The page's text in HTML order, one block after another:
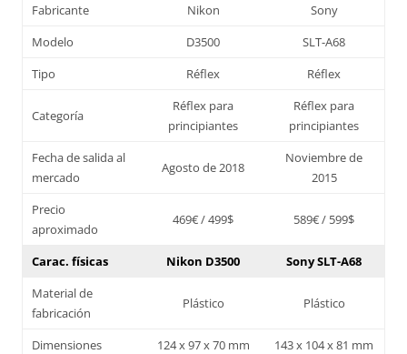
Fabricante Nikon
Sony
Modelo
D3500
SLT-A68
Tipo
Réflex Réflex
Categoría
Réflex para
principiantes
Réflex para
principiantes
Fecha de salida al
mercado
Agosto de 2018
Noviembre de
2015
Precio
aproximado
469€ / 499$ 589€ / 599$
Carac. físicas Nikon D3500
Sony SLT-A68
Material de
fabricación
Plástico Plástico
Dimensiones 124 x 97 x 70 mm
143 x 104 x 81 mm